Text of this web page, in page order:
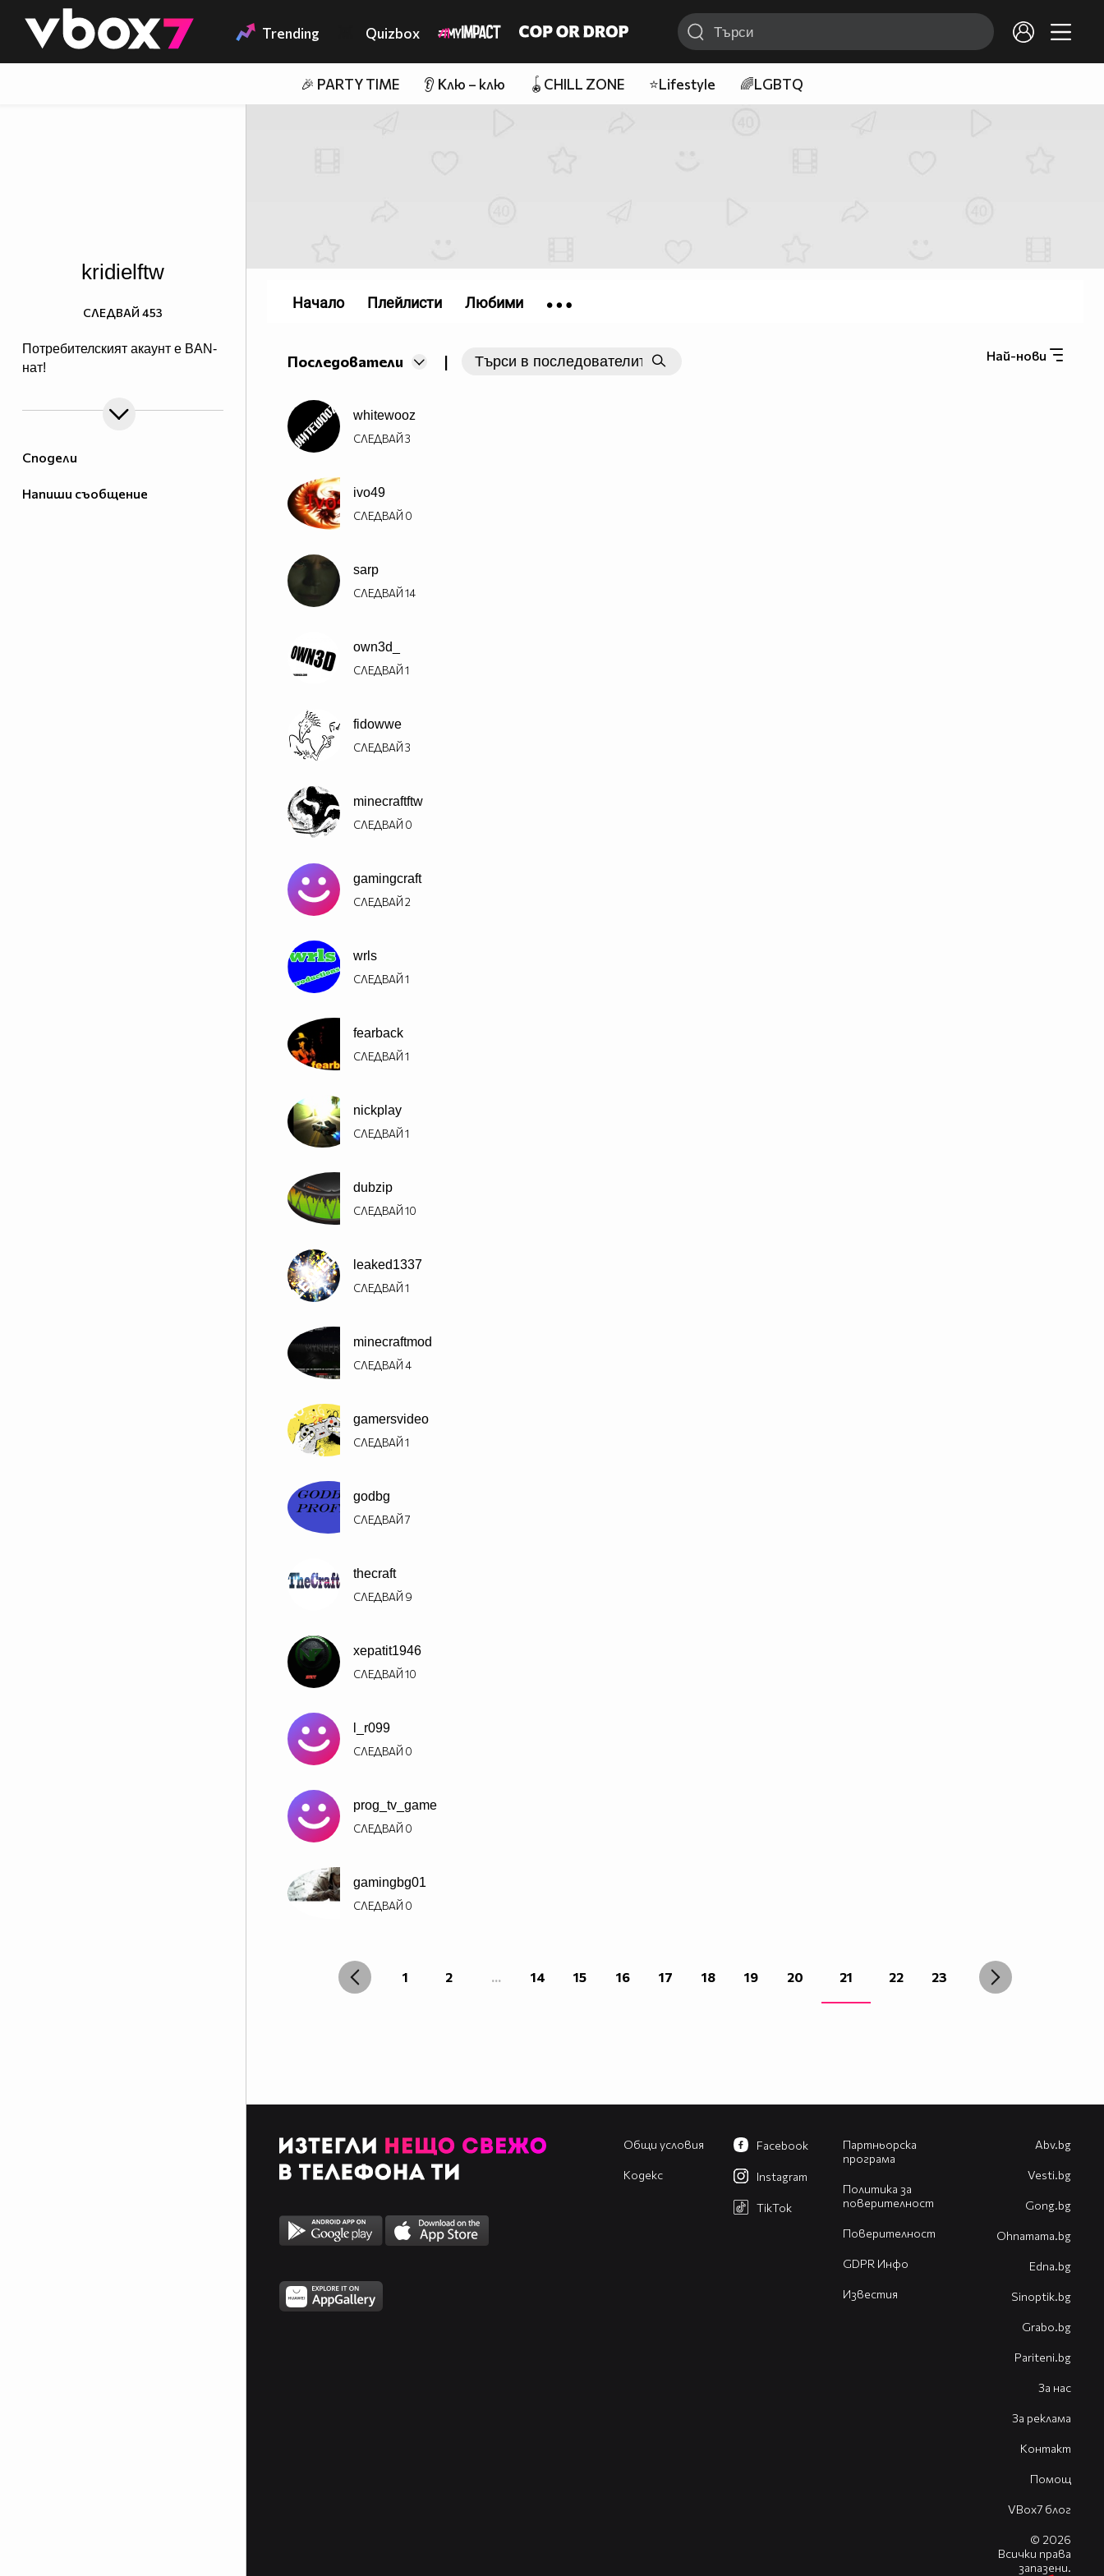
👾 Trending Quizbox
🎉 PARTY TIME 👂 Клю – клю 🪀CHILL ZONE ⭐Lifestyle 🌈LGBTQ
Сподели
Напиши съобщение
kridielftw
Потребителският акаунт е BAN-
нат!
СЛЕДВАЙ 453
Последователи | Най-нови
whitewooz
СЛЕДВАЙ3
ivo49
СЛЕДВАЙ 0
sarp
СЛЕДВАЙ14
own3d_
СЛЕДВАЙ1
fidowwe
СЛЕДВАЙ3
minecraftftw
СЛЕДВАЙ 0
gamingcraft
СЛЕДВАЙ2
wrls
СЛЕДВАЙ1
fearback
СЛЕДВАЙ1
nickplay
СЛЕДВАЙ1
dubzip
СЛЕДВАЙ10
leaked1337
СЛЕДВАЙ1
minecraftmod
СЛЕДВАЙ4
gamersvideo
СЛЕДВАЙ1
godbg
СЛЕДВАЙ7
thecraft
СЛЕДВАЙ 9
xepatit1946
СЛЕДВАЙ10
l_r099
СЛЕДВАЙ 0
prog_tv_game
СЛЕДВАЙ 0
gamingbg01
СЛЕДВАЙ 0
1 2 ... 14 15 16 17 18 19 20 21 22 23
Начало Плейлисти Любими
Общи условия
Кодекс
Партньорска
програма
Политика за
поверителност
Поверителност
GDPR Инфо
Известия
Facebook
Instagram
TikTok
Abv.bg
Vesti.bg
Gong.bg
Оhnamama.bg
Edna.bg
Sinoptik.bg
Grabo.bg
Pariteni.bg
За нас
За реклама
Контакт
Помощ
VBox7 блог
© 2026
Всички права
запазени.